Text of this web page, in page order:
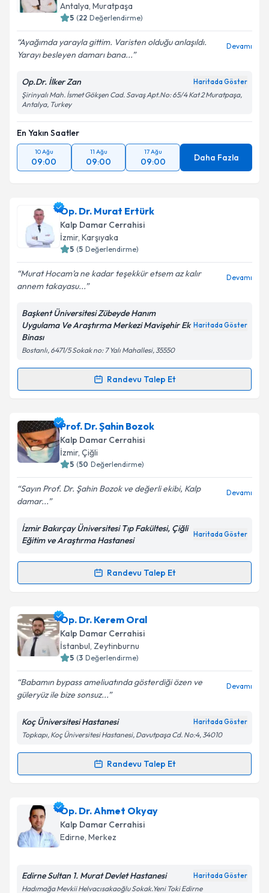
Antalya,Muratpaşa
( Değerlendirme)
Ayağımda yarayla gittim. Varisten olduğu anlaşıldı.
Yarayı besleyen damarı bana...
Op.Dr. İlker Zan
Şirinyalı Mah. İsmet Gökşen Cad. Savaş Apt.No: 65/4 Kat 2 Muratpaşa,
Antalya, Turkey
En Yakın Saatler
10 Ağu
09:00
11 Ağu
09:00
17 Ağu
09:00 Daha Fazla
Op. Dr. Murat Ertürk
Kalp Damar Cerrahisi
İzmir,Karşıyaka
( Değerlendirme)
Murat Hocam’a ne kadar teşekkür etsem az kalır
annem takayasu...
Başkent Üniversitesi Zübeyde Hanım
Uygulama Ve Araştırma Merkezi Mavişehir Ek
Binası
Bostanlı, 6471/5 Sokak no: 7 Yalı Mahallesi, 35550
Randevu Talep Et
Randevu Takvimi Talebi
Op. Dr. Murat Ertürkiçin randevu takvimi talebi
oluşturun. Size bu uzmandan randevu almanız için bir
takvim hazırlandığında e-posta ile bilgilendireceğiz.
E-posta Adresiniz
Kişisel verilerimin işlenmesine ilişkin
Aydınlatma
kapsamda işlenmesini kabul ediyorum.
Prof. Dr. Şahin Bozok
Kalp Damar Cerrahisi
İzmir,Çiğli
( Değerlendirme)
Sayın Prof. Dr. Şahin Bozok ve değerli ekibi, Kalp
damar...
İzmir Bakırçay Üniversitesi Tıp Fakültesi, Çiğli
Eğitim ve Araştırma Hastanesi
Randevu Talep Et
Randevu Takvimi Talebi
Prof. Dr. Şahin Bozokiçin randevu takvimi talebi
oluşturun. Size bu uzmandan randevu almanız için bir
takvim hazırlandığında e-posta ile bilgilendireceğiz.
E-posta Adresiniz
Kişisel verilerimin işlenmesine ilişkinAydınlatma
kapsamda işlenmesini kabul ediyorum.
Op. Dr. Kerem Oral
Kalp Damar Cerrahisi
İstanbul, Zeytinburnu
( Değerlendirme)
Babamın bypass ameliuatında gösterdiği özen ve
güleryüz ile bize sonsuz...
Koç Üniversitesi Hastanesi
Topkapı, Koç Üniversitesi Hastanesi, Davutpaşa Cd. No:4, 34010
Randevu Talep Et
Randevu Takvimi Talebi
Op. Dr. Kerem Oral için randevu takvimi talebi
oluşturun. Size bu uzmandan randevu almanız için bir
takvim hazırlandığında e-posta ile bilgilendireceğiz.
Op. Dr. Ahmet Okyay
Kalp Damar Cerrahisi
Edirne, Merkez
Edirne Sultan 1. Murat Devlet Hastanesi